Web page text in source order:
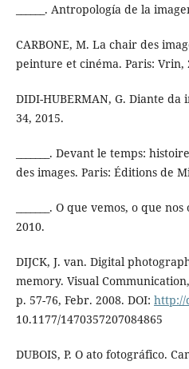
______. Antropología de la
CARBONE, M. La chair des
peinture et cinéma. Paris: Vrin,
DIDI-HUBERMAN, G. Diante da
34, 2015.
_______. Devant le temps:
des images. Paris: Éditions de
_______. O que vemos, o que
2010.
DIJCK, J. van. Digital
memory. Visual
p. 57-76, Febr. 2008. DOI: http://
10.1177/1470357207084865
DUBOIS, P. O ato fotográfico.